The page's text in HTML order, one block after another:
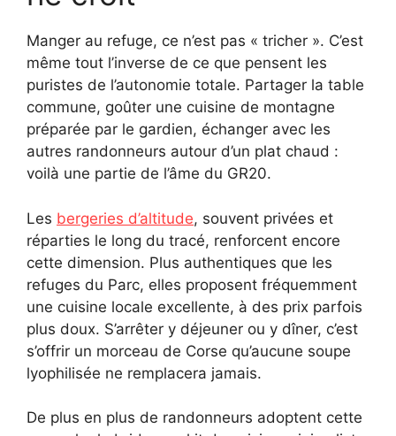
Manger au refuge, ce n’est pas « tricher ». C’est
même tout l’inverse de ce que pensent les
puristes de l’autonomie totale. Partager la table
commune, goûter une cuisine de montagne
préparée par le gardien, échanger avec les
autres randonneurs autour d’un plat chaud :
voilà une partie de l’âme du GR20.
Les bergeries d’altitude, souvent privées et
réparties le long du tracé, renforcent encore
cette dimension. Plus authentiques que les
refuges du Parc, elles proposent fréquemment
une cuisine locale excellente, à des prix parfois
plus doux. S’arrêter y déjeuner ou y dîner, c’est
s’offrir un morceau de Corse qu’aucune soupe
lyophilisée ne remplacera jamais.
De plus en plus de randonneurs adoptent cette